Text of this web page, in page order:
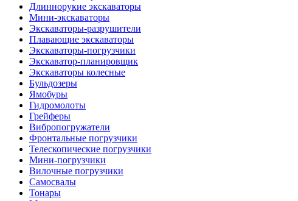
Длиннорукие экскаваторы
Мини-экскаваторы
Экскаваторы-разрушители
Плавающие экскаваторы
Экскаваторы-погрузчики
Экскаватор-планировщик
Экскаваторы колесные
Бульдозеры
Ямобуры
Гидромолоты
Грейферы
Вибро­погружатели
Фронтальные погрузчики
Телескопические погрузчики
Мини-погрузчики
Вилочные погрузчики
Самосвалы
Тонары